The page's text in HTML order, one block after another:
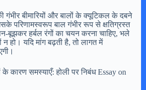
गंभीर बीमारियों और बालों के क्यूटिकल के दबने
परिणामस्वरूप बाल गंभीर रूप से क्षतिग्रस्त
बूझकर हर्बल रंगों का चयन करना चाहिए, भले
न हो। यदि मांग बढ़ती है, तो लागत में
कारण समस्याएँ: होली पर निबंध Essay on